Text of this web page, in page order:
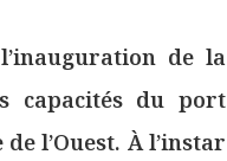
de la
capacités du port
l’Ouest. À l’instar